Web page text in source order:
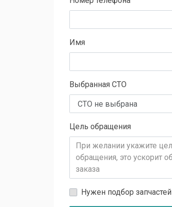
Имя
Выбранная СТО
Цель обращения
Нужен подбор запчастей